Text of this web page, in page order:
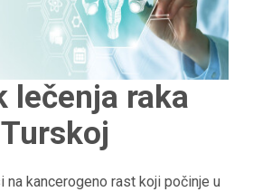
lečenja raka
na kancerogeno rast koji počinje u